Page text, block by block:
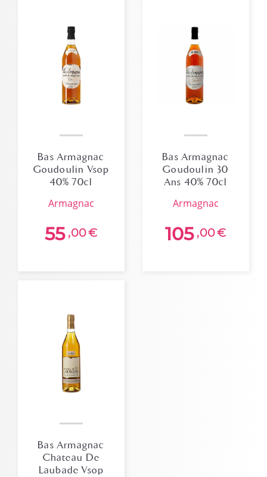
Bas Armagnac
Goudoulin Vsop
40% 70cl
armagnac
55 ,00€
Bas Armagnac
Goudoulin 30
Ans 40% 70cl
armagnac
105 ,00€
Bas Armagnac
Chateau De
Laubade Vsop